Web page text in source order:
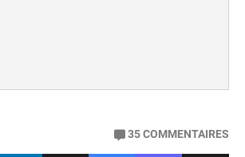
35COMMENTAIRES